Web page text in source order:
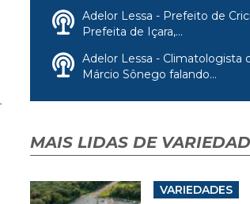
Adelor Lessa - Prefeito de
Prefeita de Içara,...
Adelor Lessa - Climatologista
Márcio Sônego falando...
MAIS LIDAS DE
VARIEDADES